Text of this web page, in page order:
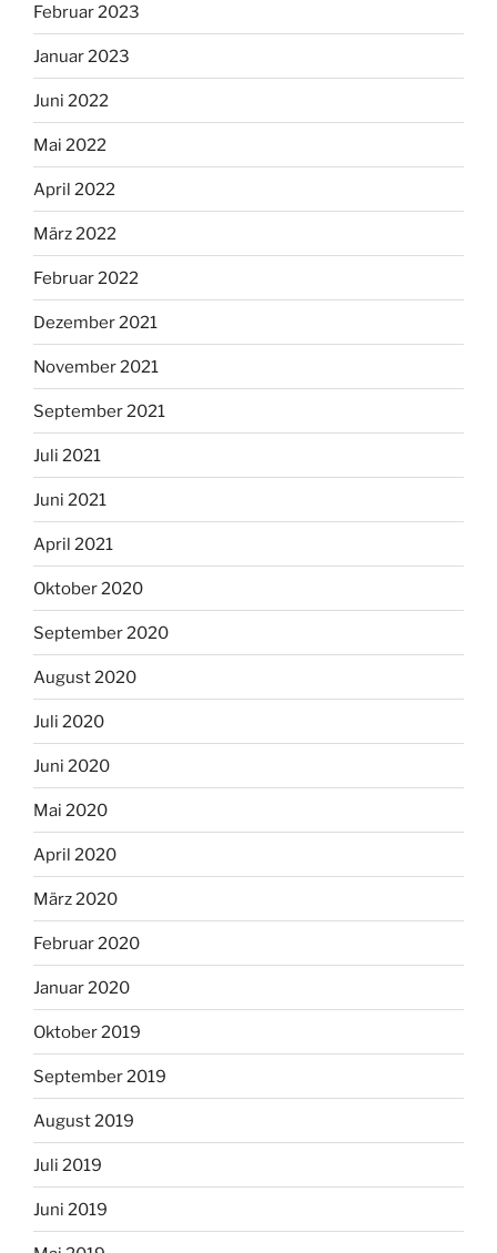
Februar 2023
Januar 2023
Juni 2022
Mai 2022
April 2022
März 2022
Februar 2022
Dezember 2021
November 2021
September 2021
Juli 2021
Juni 2021
April 2021
Oktober 2020
September 2020
August 2020
Juli 2020
Juni 2020
Mai 2020
April 2020
März 2020
Februar 2020
Januar 2020
Oktober 2019
September 2019
August 2019
Juli 2019
Juni 2019